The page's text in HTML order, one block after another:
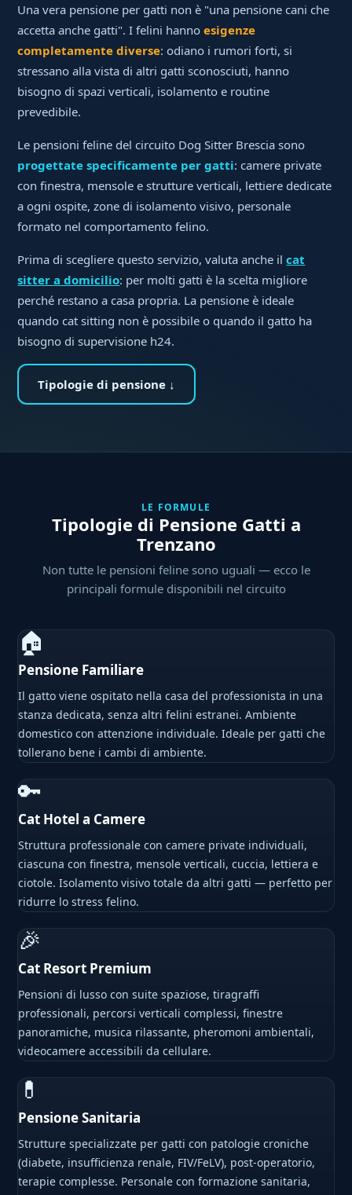
Una vera pensione per gatti non è "una pensione cani che
accetta anche gatti". I felini hannoesigenze
completamente diverse: odiano i rumori forti, si
stressano alla vista di altri gatti sconosciuti, hanno
bisogno di spazi verticali, isolamento e routine
prevedibile.
Le pensioni feline del circuito Dog Sitter Brescia sono
progettate specificamente per gatti: camere private
con finestra, mensole e strutture verticali, lettiere dedicate
a ogni ospite, zone di isolamento visivo, personale
formato nel comportamento felino.
Prima di scegliere questo servizio, valuta anche ilcat
sitter a domicilio: per molti gatti è la scelta migliore
perché restano a casa propria. La pensione è ideale
quando cat sitting non è possibile o quando il gatto ha
bisogno di supervisione h24.
Tipologie di pensione ↓
LE FORMULE
Tipologie di Pensione Gatti a
Trenzano
Non tutte le pensioni feline sono uguali — ecco le
principali formule disponibili nel circuito
🏠
Pensione Familiare
Il gatto viene ospitato nella casa del professionista in una
stanza dedicata, senza altri felini estranei. Ambiente
domestico con attenzione individuale. Ideale per gatti che
tollerano bene i cambi di ambiente.
🔑
Cat Hotel a Camere
Struttura professionale con camere private individuali,
ciascuna con finestra, mensole verticali, cuccia, lettiera e
ciotole. Isolamento visivo totale da altri gatti — perfetto per
ridurre lo stress felino.
🎉
Cat Resort Premium
Pensioni di lusso con suite spaziose, tiragraffi
professionali, percorsi verticali complessi, finestre
panoramiche, musica rilassante, pheromoni ambientali,
videocamere accessibili da cellulare.
💊
Pensione Sanitaria
Strutture specializzate per gatti con patologie croniche
(diabete, insufficienza renale, FIV/FeLV), post-operatorio,
terapie complesse. Personale con formazione sanitaria,